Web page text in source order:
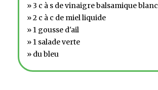
» 3 c à s de vinaigre balsamique blanc
» 2 c à c de miel liquide
» 1 gousse d'ail
» 1 salade verte
» du bleu